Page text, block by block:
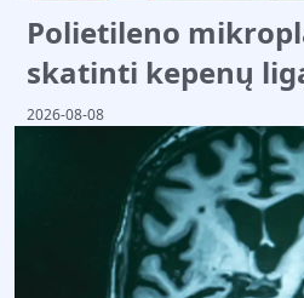
Polietileno
skatinti kepenų
2026-08-08